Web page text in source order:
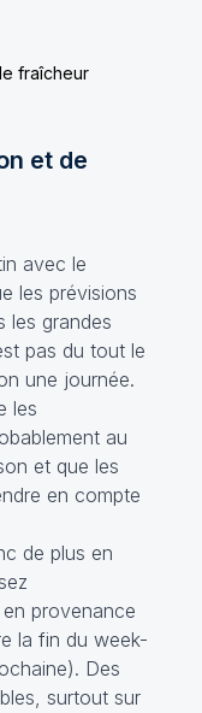
fraîcheur
et de
avec le
les prévisions
les grandes
pas du tout le
une journée.
les
au
et que les
en compte
de plus en
provenance
la fin du week-
Des
surtout sur